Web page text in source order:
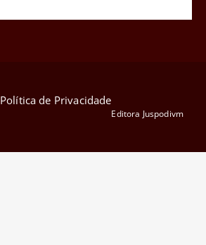
Política de Privacidade
Editora Juspodivm